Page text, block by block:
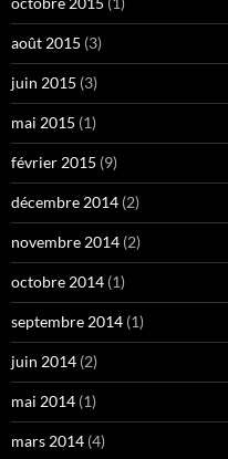
août 2015 (3)
juin 2015 (3)
mai 2015 (1)
février 2015 (9)
décembre 2014 (2)
novembre 2014 (2)
octobre 2014 (1)
septembre 2014 (1)
juin 2014 (2)
mai 2014 (1)
mars 2014 (4)